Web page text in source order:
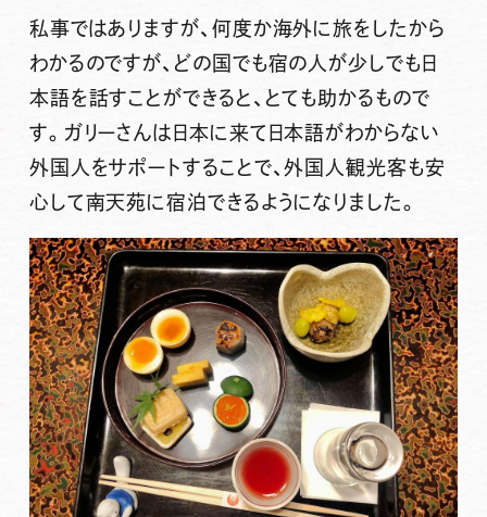
私事ではありますが、何度か海外に旅をしたから
わかるのですが、どの国でも宿の人が少しでも日
本語を話すことができると、とても助かるもので
す。ガリーさんは日本に来て日本語がわからない
外国人をサポートすることで、外国人観光客も安
心して南天苑に宿泊できるようになりました。